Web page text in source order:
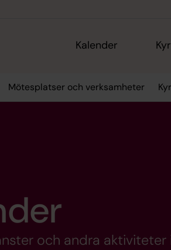
Kalender
Mötesplatser och verksamheter
och andra aktiviteter